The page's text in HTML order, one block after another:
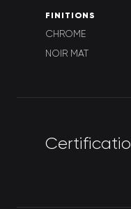
F N T O NS
CHROME
NOIR MAT
Certificatio